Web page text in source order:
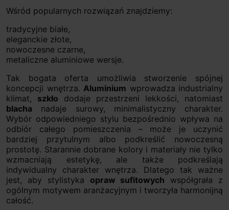
Wśród popularnych rozwiązań znajdziemy:
tradycyjne białe,
eleganckie złote,
nowoczesne czarne,
metaliczne aluminiowe wersje.
Tak bogata oferta umożliwia stworzenie spójnej
koncepcji wnętrza. Aluminium wprowadza industrialny
klimat, szkło dodaje przestrzeni lekkości, natomiast
blacha nadaje surowy, minimalistyczny charakter.
Wybór odpowiedniego stylu bezpośrednio wpływa na
odbiór całego pomieszczenia – może je uczynić
bardziej przytulnym albo podkreślić nowoczesną
prostotę. Starannie dobrane kolory i materiały nie tylko
wzmacniają estetykę, ale także podkreślają
indywidualny charakter wnętrza. Dlatego tak ważne
jest, aby stylistyka opraw sufitowych współgrała z
ogólnym motywem aranżacyjnym i tworzyła harmonijną
całość.